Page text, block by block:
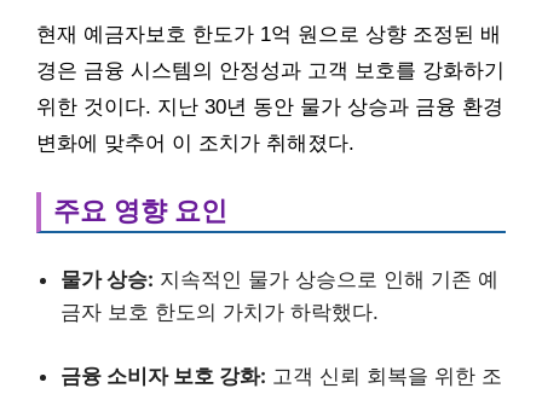
현재 예금자보호 한도가 1억 원으로 상향 조정된 배
경은 금융 시스템의 안정성과 고객 보호를 강화하기
위한 것이다. 지난 30년 동안 물가 상승과 금융 환경
변화에 맞추어 이 조치가 취해졌다.
주요 영향 요인
물가 상승: 지속적인 물가 상승으로 인해 기존 예
금자 보호 한도의 가치가 하락했다.
금융 소비자 보호 강화: 고객 신뢰 회복을 위한 조